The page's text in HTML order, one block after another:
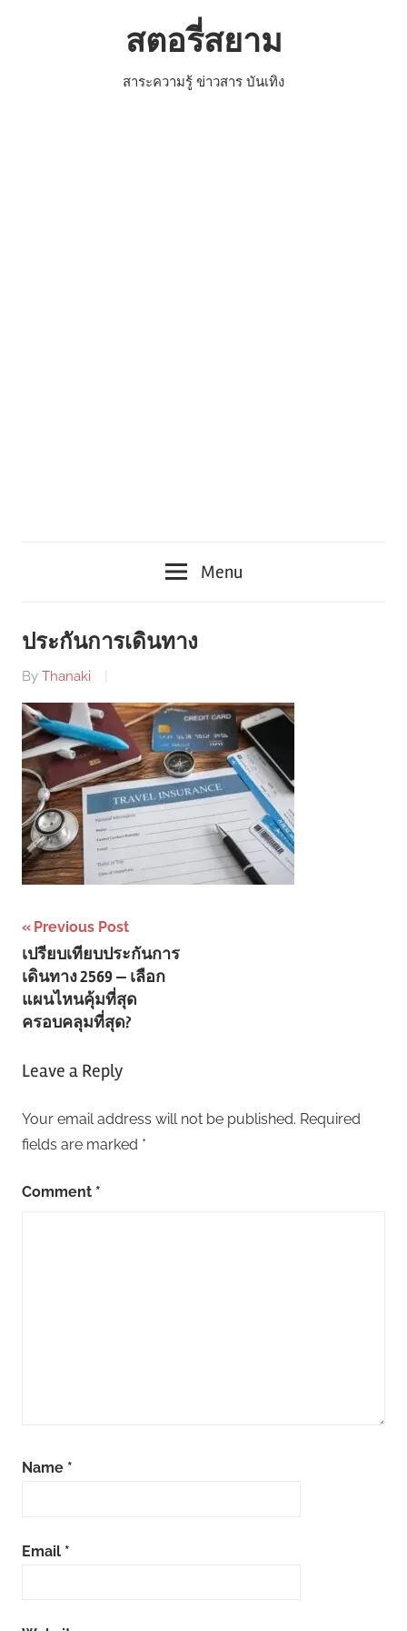
สตอรี่สยาม
สาระความรู้ ข่าวสาร บันเทิง
Menu
ประกันการเดินทาง
By Thanaki
Post
navigation
Previous Post
เปรียบเทียบประกันการ
เดินทาง 2569 — เลือก
แผนไหนคุ้มที่สุด
ครอบคลุมที่สุด?
Leave a Reply
Your email address will not be published. Required
fields are marked *
Comment *
Name *
Email *